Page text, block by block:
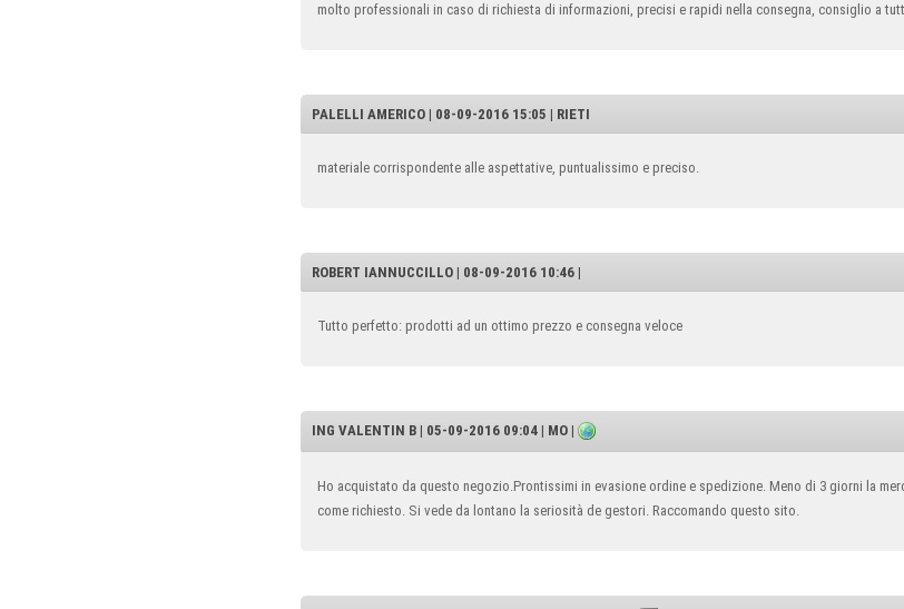
molto professionali in caso di richiesta di informazioni, precisi e rapidi nella consegna, consiglio a
PALELLI AMERICO | 08-09-2016 15:05 | RIETI
materiale corrispondente alle aspettative, puntualissimo e preciso.
ROBERT IANNUCCILLO | 08-09-2016 10:46 |
Tutto perfetto: prodotti ad un ottimo prezzo e consegna veloce
ING VALENTIN B | 05-09-2016 09:04 | MO |
Ho acquistato da questo negozio.Prontissimi in evasione ordine e spedizione. Meno di 3 giorni la
come richiesto. Si vede da lontano la seriosità de gestori. Raccomando questo sito.